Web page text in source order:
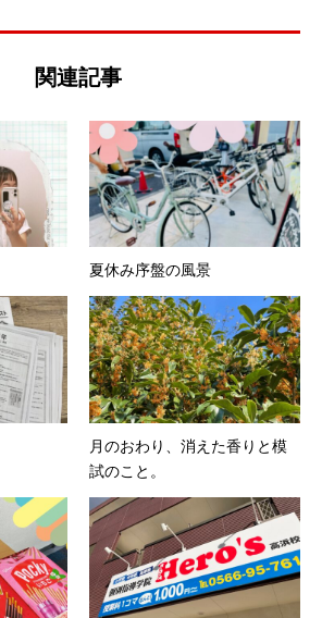
関連記事
夏休み序盤の風景
月のおわり、消えた香りと模
試のこと。